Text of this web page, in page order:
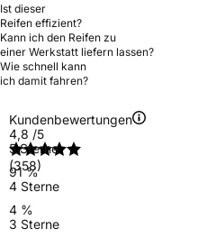
Ist dieser
Reifen effizient?
Kann ich den Reifen zu
einer Werkstatt liefern lassen?
Wie schnell kann
ich damit fahren?
Kundenbewertungen
4,8 /5
(358)
5 Sterne
91 %
4 Sterne
4 %
3 Sterne